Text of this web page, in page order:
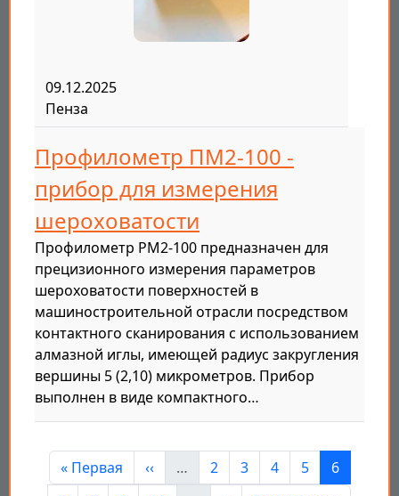
09.12.2025
Пенза
Профилометр ПМ2-100 -
прибор для измерения
шероховатости
Профилометр PM2-100 предназначен для
прецизионного измерения параметров
шероховатости поверхностей в
машиностроительной отрасли посредством
контактного сканирования с использованием
алмазной иглы, имеющей радиус закругления
вершины 5 (2,10) микрометров. Прибор
выполнен в виде компактного…
Нумерация страниц
Первая страница
« Первая Предыдущая страница
‹‹ … Страница
2 Страница
3 Страница
4 Страница
5 Страница
6